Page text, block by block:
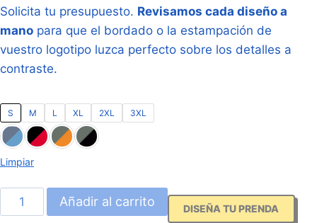
Solicita tu presupuesto. Revisamos cada diseño a
mano para que el bordado o la estampación de
vuestro logotipo luzca perfecto sobre los detalles a
contraste.
S M L XL 2XL 3XL
Limpiar
Polo
Técnico
Añadir al carrito DISEÑA TU PRENDA